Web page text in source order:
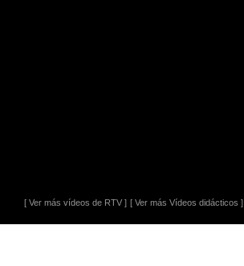
[ Ver más vídeos de RTV ] [ Ver más Vídeos didácticos ]